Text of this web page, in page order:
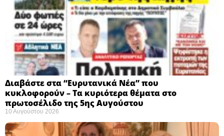
Διαβάστε στα “Ευρυτανικά Νέα” που
κυκλοφορούν – Τα κυριότερα θέματα στο
πρωτοσέλιδο της 5ης Αυγούστου
10 Αυγούστου 2026